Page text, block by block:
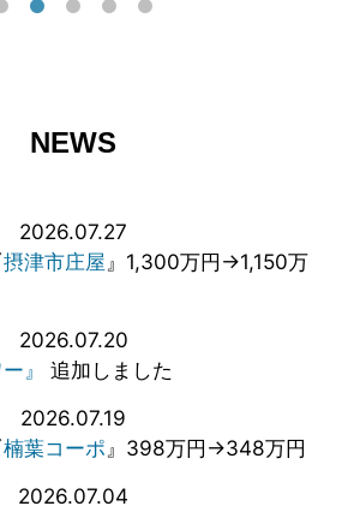
NEWS
2026.07.27
摂津市庄屋』1,300万円→1,150万
2026.07.20
』
追加しました
2026.07.19
楠葉コーポ』398万円→348万円
2026.07.04